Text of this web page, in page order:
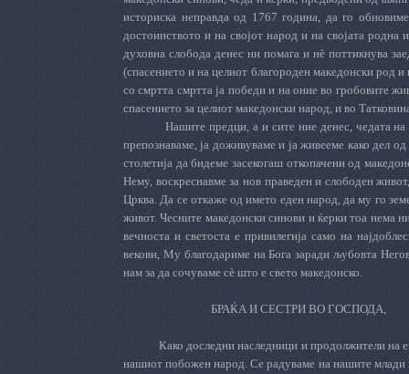
историска неправда од 1767 година, да го
достоинството и на својот народ и на својата родна
духовна слобода денес ни помага и нè поттикнува
(спасението и на целиот благороден македонски род
со смртта смртта ја победи и на оние во гробовите
спасението за целиот македонски народ, и во
Нашите предци, а и сите ние денес, чедата
препознаваме, ја доживуваме и ја живееме како дел
столетија да бидеме засекогаш откопачени од
Нему, воскреснавме за нов праведен и слободен
Црква. Да се откаже од името еден народ, да му го
живот. Чесните македонски синови и ќерки тоа нема
вечноста и светоста е привилегија само на
векови, Му благодариме на Бога заради љубовта
нам за да сочуваме сè што е свето македонско.
БРАЌА И СЕСТРИ ВО ГОСПОДА,
Како доследни наследници и продолжители на
нашиот побожен народ. Се радуваме на нашите млади